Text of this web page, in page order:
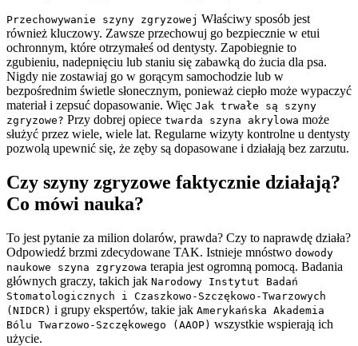
Przechowywanie szyny zgryzowej Właściwy sposób jest
również kluczowy. Zawsze przechowuj go bezpiecznie w etui
ochronnym, które otrzymałeś od dentysty. Zapobiegnie to
zgubieniu, nadepnięciu lub staniu się zabawką do żucia dla psa.
Nigdy nie zostawiaj go w gorącym samochodzie lub w
bezpośrednim świetle słonecznym, ponieważ ciepło może wypaczyć
materiał i zepsuć dopasowanie. Więc Jak trwałe są szyny
zgryzowe? Przy dobrej opiece twarda szyna akrylowa może
służyć przez wiele, wiele lat. Regularne wizyty kontrolne u dentysty
pozwolą upewnić się, że zęby są dopasowane i działają bez zarzutu.
Czy szyny zgryzowe faktycznie działają?
Co mówi nauka?
To jest pytanie za milion dolarów, prawda? Czy to naprawdę działa?
Odpowiedź brzmi zdecydowane TAK. Istnieje mnóstwo dowody
naukowe szyna zgryzowa terapia jest ogromną pomocą. Badania
głównych graczy, takich jak Narodowy Instytut Badań
Stomatologicznych i Czaszkowo-Szczękowo-Twarzowych
(NIDCR) i grupy ekspertów, takie jak Amerykańska Akademia
Bólu Twarzowo-Szczękowego (AAOP) wszystkie wspierają ich
użycie.